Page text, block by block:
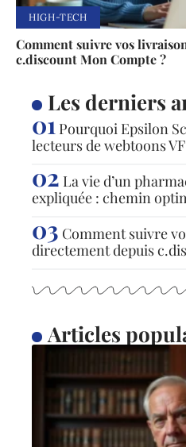
HIGH-TECH
Comment suivre vos
c.discount Mon Compte ?
Les derniers
Pourquoi Epsilon
lecteurs de webtoons
La vie d’un
expliquée : chemin
Comment suivre
directement depuis
Articles